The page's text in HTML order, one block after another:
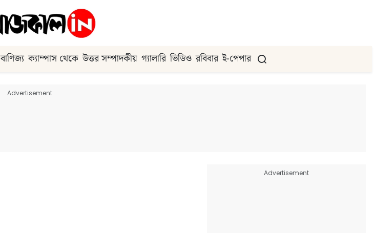
বাণিজ্য ক্যাম্পাস থেকে উত্তর সম্পাদকীয় গ্যালারি ভিডিও রবিবার ই-পেপার
Advertisement
Advertisement